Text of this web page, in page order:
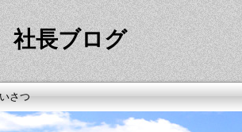
長ブログ
さつ